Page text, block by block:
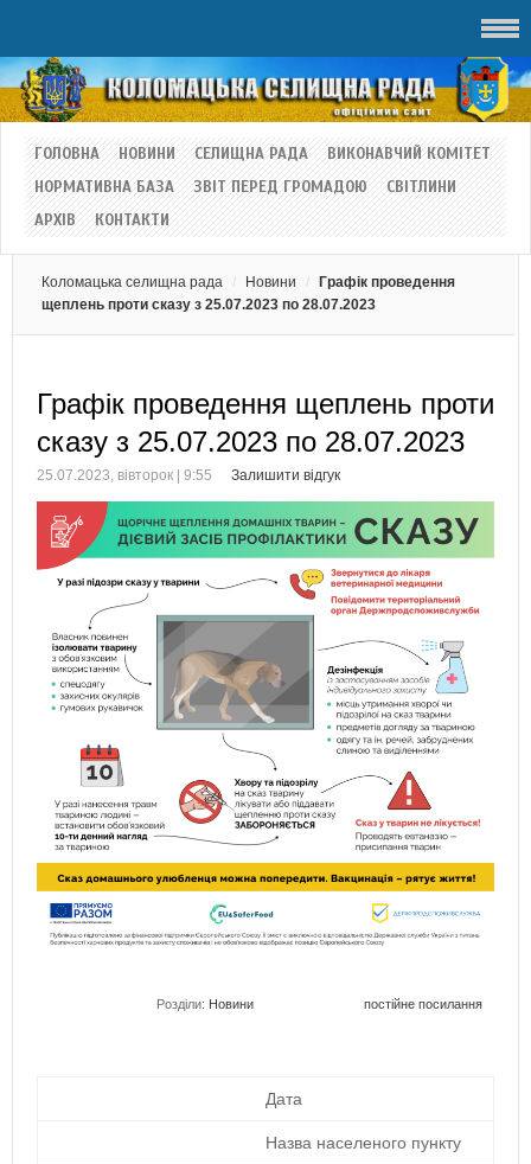
ГОЛОВНА НОВИНИ СЕЛИЩНА РАДА
ВИКОНАВЧИЙ КОМІТЕТ
НОРМАТИВНА БАЗА
ЗВІТ ПЕРЕД ГРОМАДОЮ
СВІТЛИНИ
АРХІВ
КОНТАКТИ
Коломацька селищна рада Новини
Графік проведення
щеплень проти сказу з 25.07.2023 по 28.07.2023
Графік проведення щеплень проти
сказу з 25.07.2023 по 28.07.2023
25.07.2023, вівторок | 9:55 Залишити відгук
Розділи: Новини постійне посилання
Дата
Назва населеного пункту